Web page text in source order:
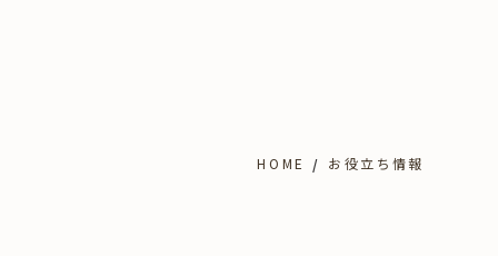
HOME お役立ち情報